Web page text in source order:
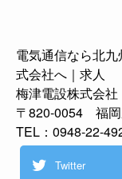
電気通信なら北
式会社へ｜求人
梅津電設株式会社
〒820-0054 福岡
TEL：0948-22-
Twitter